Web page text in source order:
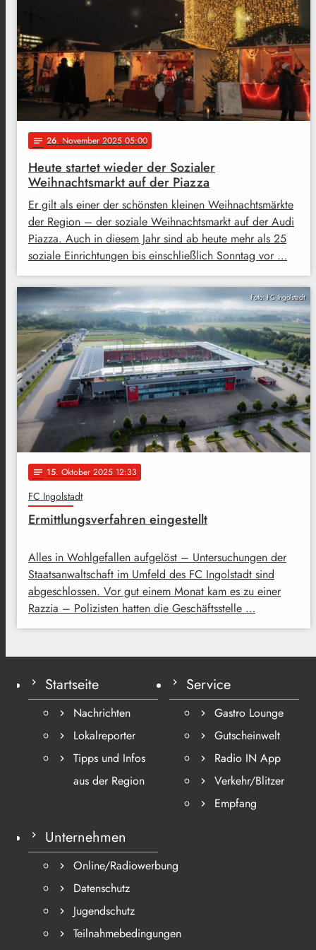
notes 26. November 2025 05:00
Heute startet wieder der Sozialer
Weihnachtsmarkt auf der Piazza
Er gilt als einer der schönsten kleinen Weihnachtsmärkte
der Region – der soziale Weihnachtsmarkt auf der Audi
Piazza. Auch in diesem Jahr sind ab heute mehr als 25
soziale Einrichtungen bis einschließlich Sonntag vor …
Foto: FC Ingolstadt
notes 15. Oktober 2025 12:33
FC Ingolstadt
Ermittlungsverfahren eingestellt
Alles in Wohlgefallen aufgelöst – Untersuchungen der
Staatsanwaltschaft im Umfeld des FC Ingolstadt sind
abgeschlossen. Vor gut einem Monat kam es zu einer
Razzia – Polizisten hatten die Geschäftsstelle …
Startseite
Nachrichten
Lokalreporter
Tipps und Infos
aus der Region
Service
Gastro Lounge
Gutscheinwelt
Radio IN App
Verkehr/Blitzer
Empfang
Unternehmen
Online/Radiowerbung
Datenschutz
Jugendschutz
Teilnahmebedingungen